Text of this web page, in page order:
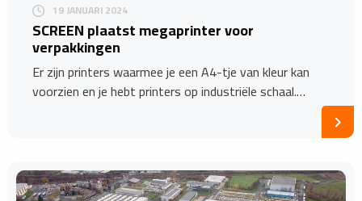
19 JANUARI 2024
SCREEN plaatst megaprinter voor
verpakkingen
Er zijn printers waarmee je een A4-tje van kleur kan
voorzien en je hebt printers op industriële schaal.…